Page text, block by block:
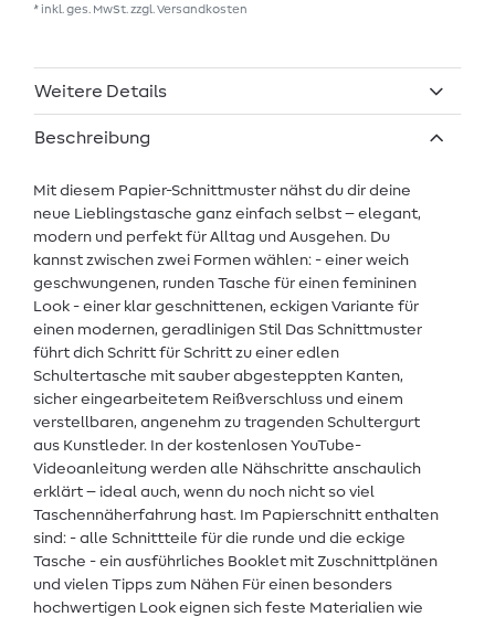
* inkl. ges. MwSt. zzgl.Versandkosten
Weitere Details
Beschreibung
Mit diesem Papier-Schnittmuster nähst du dir deine
neue Lieblingstasche ganz einfach selbst – elegant,
modern und perfekt für Alltag und Ausgehen. Du
kannst zwischen zwei Formen wählen: - einer weich
geschwungenen, runden Tasche für einen femininen
Look - einer klar geschnittenen, eckigen Variante für
einen modernen, geradlinigen Stil Das Schnittmuster
führt dich Schritt für Schritt zu einer edlen
Schultertasche mit sauber abgesteppten Kanten,
sicher eingearbeitetem Reißverschluss und einem
verstellbaren, angenehm zu tragenden Schultergurt
aus Kunstleder. In der kostenlosen YouTube-
Videoanleitung werden alle Nähschritte anschaulich
erklärt – ideal auch, wenn du noch nicht so viel
Taschennäherfahrung hast. Im Papierschnitt enthalten
sind: - alle Schnittteile für die runde und die eckige
Tasche - ein ausführliches Booklet mit Zuschnittplänen
und vielen Tipps zum Nähen Für einen besonders
hochwertigen Look eignen sich feste Materialien wie